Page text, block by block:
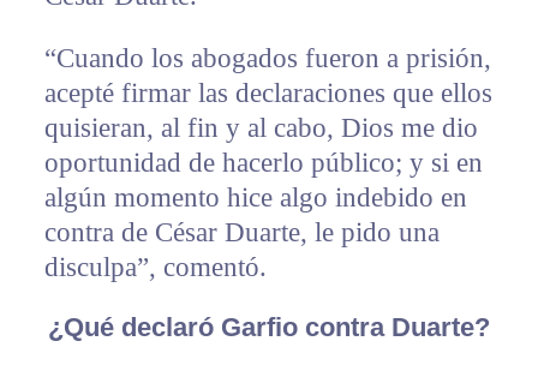
“Cuando los abogados fueron a prisión,
acepté firmar las declaraciones que ellos
quisieran, al fin y al cabo, Dios me dio
oportunidad de hacerlo público; y si en
algún momento hice algo indebido en
contra de César Duarte, le pido una
disculpa”, comentó.
¿Qué declaró Garfio contra Duarte?